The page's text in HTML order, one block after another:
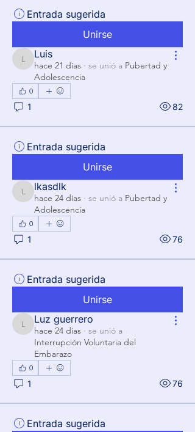
Entrada sugerida
Unirse
Luis
Luis
hace 21 días · se unió a Pubertad y
Adolescencia
0
1 82
Entrada sugerida
Unirse
lkasdlk
lkasdlk
hace 24 días · se unió a Pubertad y
Adolescencia
0
1 76
Entrada sugerida
Unirse
Luz guerrero
Luz guerrero
hace 24 días · se unió a
Interrupción Voluntaria del
Embarazo
0
1 76
Entrada sugerida